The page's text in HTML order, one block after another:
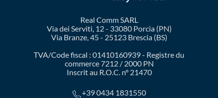
Real Comm SARL
Via dei Serviti, 12 - 33080 Porcia (PN)
Via Branze, 45 - 25123 Brescia (BS)
TVA/Code fiscal : 01410160939 - Registre du
commerce 7212 / 2000 PN
Inscrit au R.O.C. n° 21470
+39 0434 1831550